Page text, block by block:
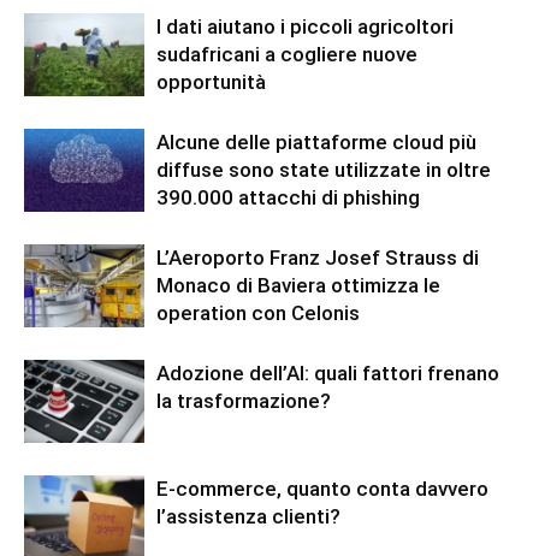
I dati aiutano i piccoli agricoltori
sudafricani a cogliere nuove
opportunità
Alcune delle piattaforme cloud più
diffuse sono state utilizzate in oltre
390.000 attacchi di phishing
L’Aeroporto Franz Josef Strauss di
Monaco di Baviera ottimizza le
operation con Celonis
Adozione dell’AI: quali fattori frenano
la trasformazione?
E-commerce, quanto conta davvero
l’assistenza clienti?